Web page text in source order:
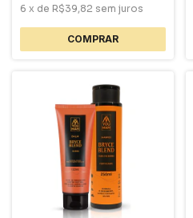
6 x de R$39,82 sem juros